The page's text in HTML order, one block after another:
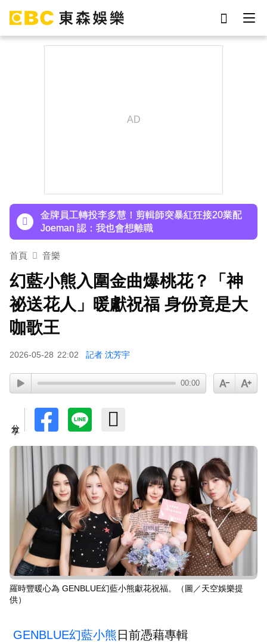
影曝光粉鼻酸
金牌員工轉投李多慧！剪輯師突暴紅狂接20業配
Joeman 認：我也會想離職
下載東森App，隨時掌握天下大小事！
97萬網紅「肥大叔」驟逝！2天前才開直播 最後身
影曝光粉鼻酸
首頁 音樂
幻藍小熊入圍金曲爆桃花？「神
祕送花人」暖獻祝福 身份竟是大
咖歌王
2026-05-28 22:02 記者 沈芳宇
00:00
羅時豐暖心為 GENBLUE幻藍小熊獻花祝福。（圖／天空娛樂提
供）
GENBLUE幻藍小熊 日前憑藉專輯